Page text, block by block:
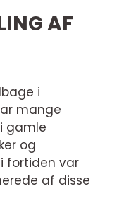
AF
i
mange
gamle
og
fortiden var
af disse